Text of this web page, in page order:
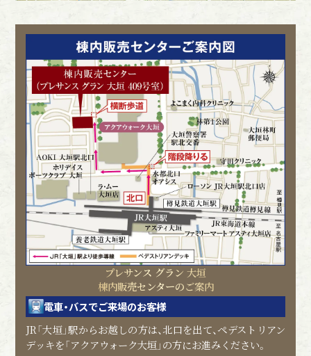
プレサンス グラン 大垣
棟内販売センターのご案内
電車・バスでご来場のお客様
JR「大垣」駅からお越しの方は、北口を出て、ペデストリアン
デッキを「アクアウォーク大垣」の方にお進みください。